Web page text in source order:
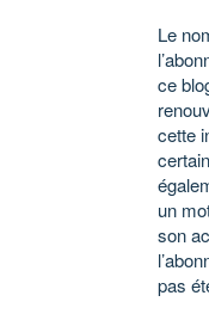
Le
ce
cette
un
son
pas